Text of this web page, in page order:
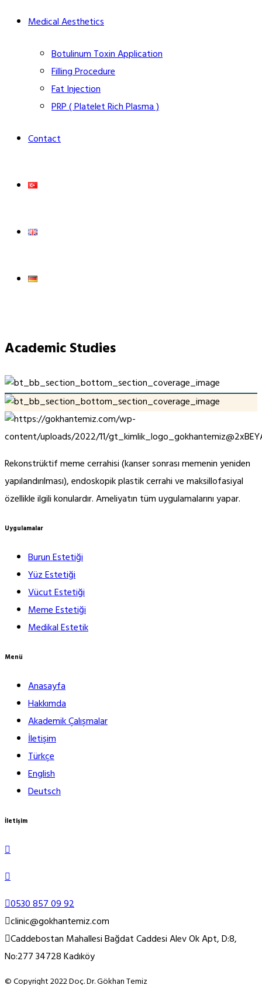
Medical Aesthetics
Botulinum Toxin Application
Filling Procedure
Fat Injection
PRP ( Platelet Rich Plasma )
Contact
Academic Studies
Rekonstrüktif meme cerrahisi (kanser sonrası memenin yeniden
yapılandırılması), endoskopik plastik cerrahi ve maksillofasiyal
özellikle ilgili konulardır. Ameliyatın tüm uygulamalarını yapar.
Uygulamalar
Burun Estetiği
Yüz Estetiği
Vücut Estetiği
Meme Estetiği
Medikal Estetik
Menü
Anasayfa
Hakkımda
Akademik Çalışmalar
İletişim
Türkçe
English
Deutsch
İletişim
0530 857 09 92
clinic@gokhantemiz.com
Caddebostan Mahallesi Bağdat Caddesi Alev Ok Apt, D:8,
No:277 34728 Kadıköy